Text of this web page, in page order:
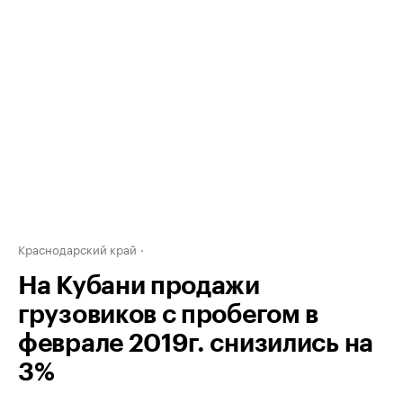
Краснодарский край
На Кубани продажи
грузовиков с пробегом в
феврале 2019г. снизились на
3%